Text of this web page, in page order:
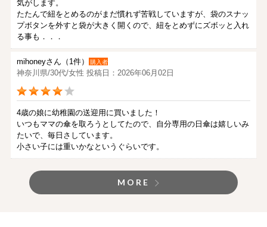
気がします。
たたんで紐をとめるのがまだ慣れず苦戦していますが、袋のスナッ
プボタンを外すと袋が大きく開くので、紐をとめずにズボッと入れ
る事も．．．
mihoneyさん（1件） 購入者
神奈川県/30代/女性 投稿日：2026年06月02日
4歳の娘に幼稚園の送迎用に買いました！
いつもママの傘を取ろうとしてたので、自分専用の日傘は嬉しいみ
たいで、毎日さしています。
小さい子には重いかなというぐらいです。
MORE